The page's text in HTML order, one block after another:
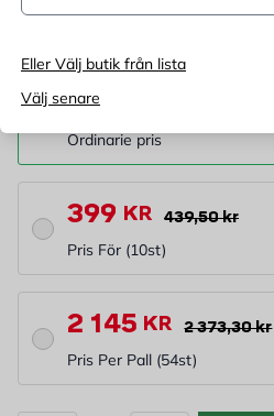
Eller Välj butik från lista
Välj senare
43,95
Ordinarie pris
399 KR 439,50 kr
Pris För (10St)
2 145 KR 2 373,30 kr
Pris Per Pall (54St)